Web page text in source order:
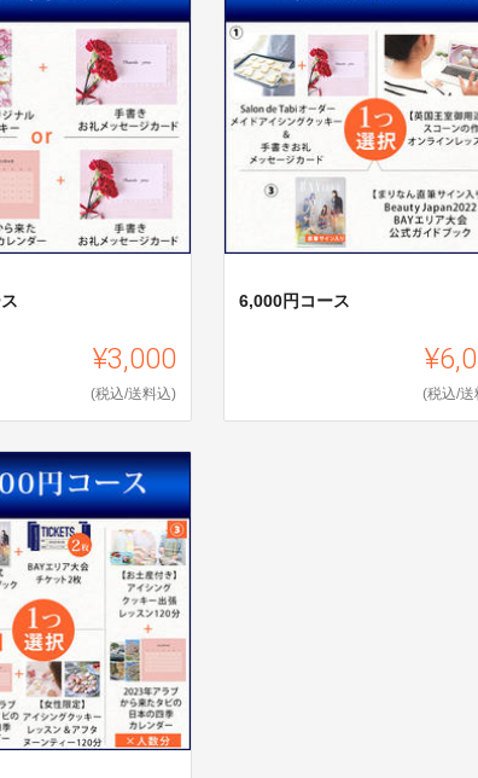
¥3,000
(税込/送料込)
6,000円コース
(税込/送